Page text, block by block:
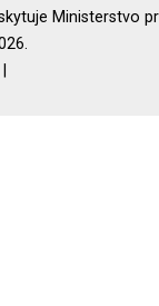
Ministerstvo